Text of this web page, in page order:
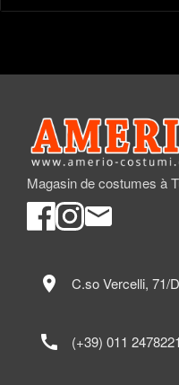
Magasin de costumes à
location_on C.so Vercelli, 71/
call (+39) 011 2478221